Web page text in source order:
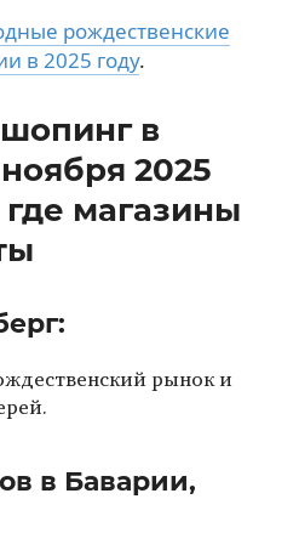
рождественские
в 2025 году.
в
2025
где магазины
рынок и
в Баварии,